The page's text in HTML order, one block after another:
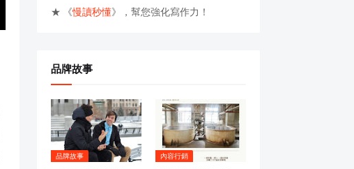
★ 《慢讀秒懂》，幫您強化寫作力！
品牌故事
品牌故事 內容行銷